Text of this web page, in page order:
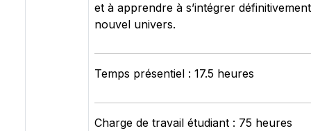
et à apprendre à s’intégrer
nouvel univers.
Temps présentiel : 17.5 heures
Charge de travail étudiant : 75 heures